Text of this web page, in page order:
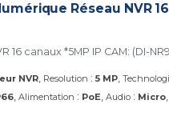
Réseau NVR
canaux *5MP IP CAM: (DI-
NVR Resolution : 5 MP
Alimentation : PoE Audio : Micro